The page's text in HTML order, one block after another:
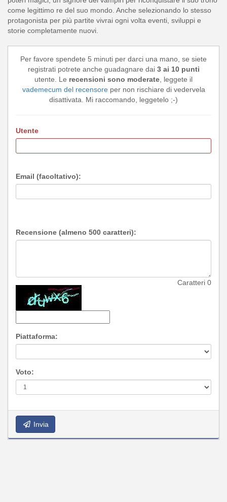
come legittimo re del suo mondo. Anche selezionando lo stesso
protagonista per più partite vivrai ogni volta eventi, sviluppi e
storie completamente nuovi.
Per favore spendete 5 minuti per darci una mano, se siete
registrati potrete anche guadagnare dai 3 ai 10 punti
utente. Le recensioni sono moderate, leggete il
vademecum del recensoreper non rischiare di vedervela
disattivata. Mi raccomando, leggetelo ;-)
Utente
Email (facoltativo):
Recensione (almeno 500 caratteri):
Caratteri 0
Piattaforma:
Voto:
Invia